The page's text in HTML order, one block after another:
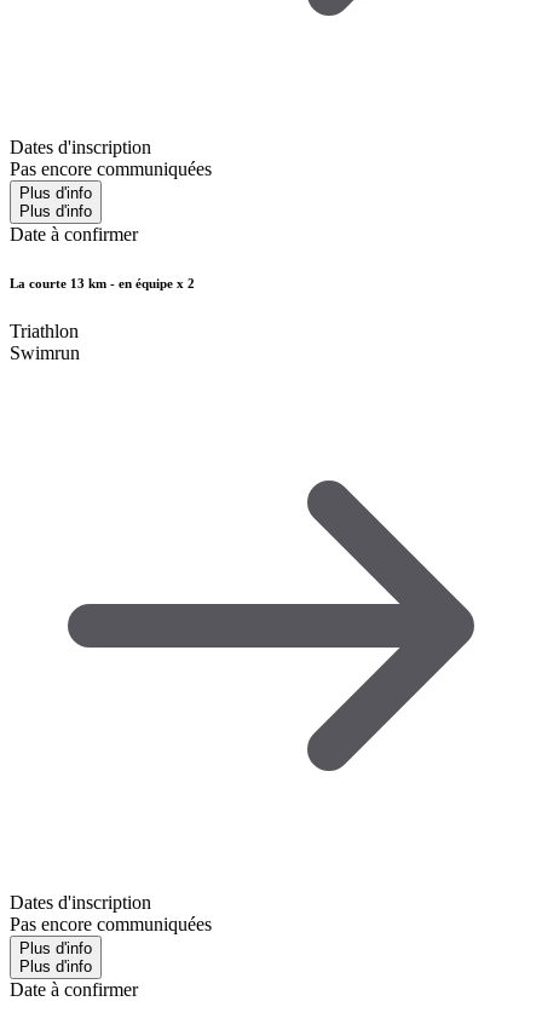
Dates d'inscription
Pas encore communiquées
Plus d'info
Plus d'info
Date à confirmer
La courte 13 km - en équipe x 2
Triathlon
Swimrun
Dates d'inscription
Pas encore communiquées
Plus d'info
Plus d'info
Date à confirmer